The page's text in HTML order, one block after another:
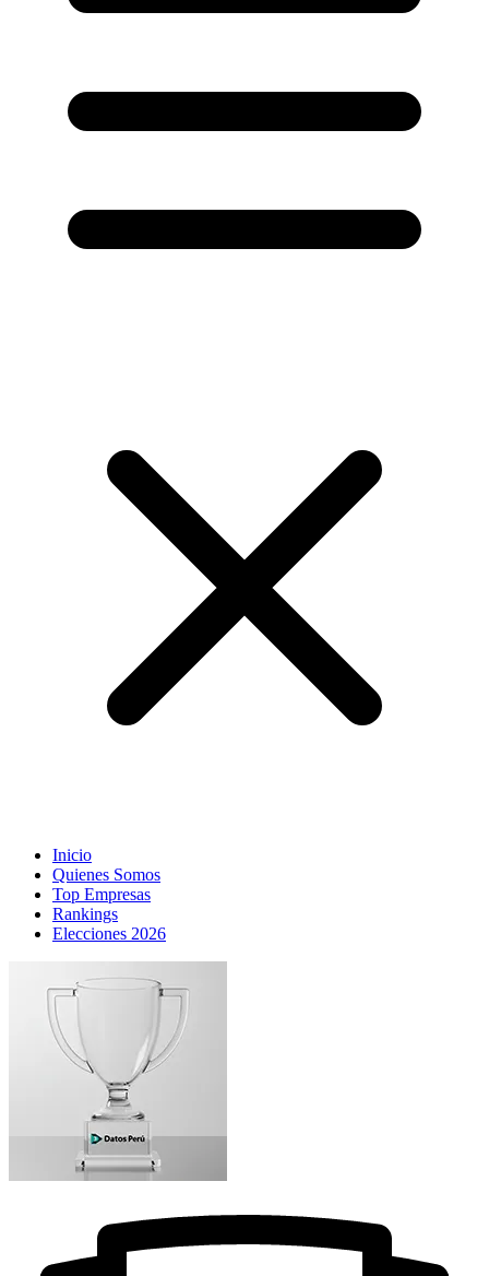
Inicio
Quienes Somos
Top Empresas
Rankings
Elecciones 2026